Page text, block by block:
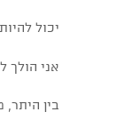
יכול
אני הולך
בין היתר,